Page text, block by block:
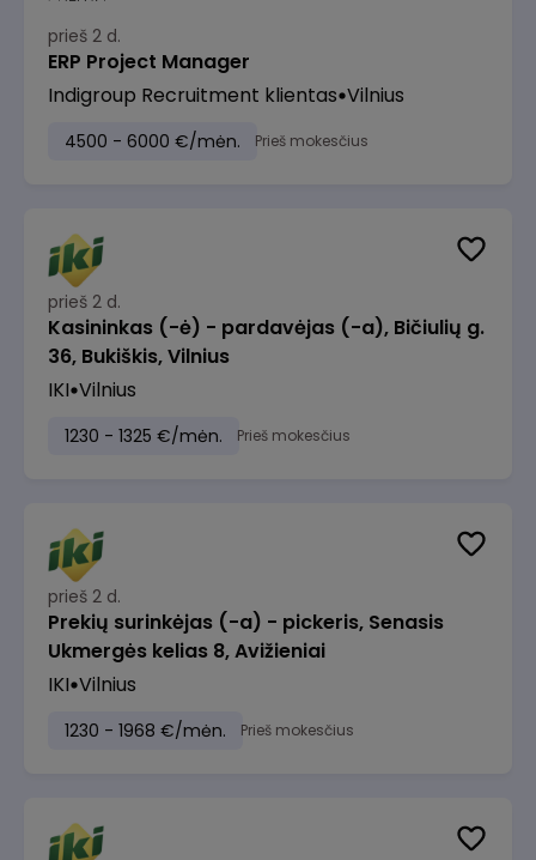
prieš 2 d.
ERP Project Manager
Indigroup Recruitment klientas Vilnius
4500 - 6000 €/mėn. Prieš mokesčius
prieš 2 d.
Kasininkas (-ė) - pardavėjas (-a), Bičiulių g.
36, Bukiškis, Vilnius
IKI Vilnius
1230 - 1325 €/mėn. Prieš mokesčius
prieš 2 d.
Prekių surinkėjas (-a) - pickeris, Senasis
Ukmergės kelias 8, Avižieniai
IKI Vilnius
1230 - 1968 €/mėn. Prieš mokesčius